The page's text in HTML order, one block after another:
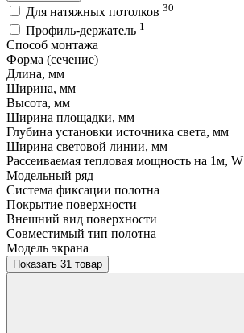
Для натяжных потолков 30
Профиль-держатель 1
Способ монтажа
Форма (сечение)
Длина, мм
Ширина, мм
Высота, мм
Ширина площадки, мм
Глубина установки источника света, мм
Ширина световой линии, мм
Рассеиваемая тепловая мощность на 1м, W
Модельный ряд
Система фиксации полотна
Покрытие поверхности
Внешний вид поверхности
Совместимый тип полотна
Модель экрана
Показать 31 товар